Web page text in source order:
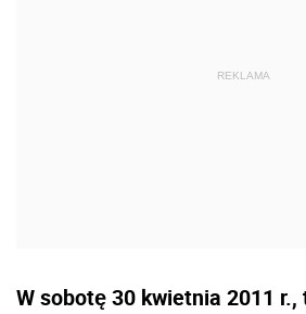
W sobotę 30 kwietnia 2011 r.,